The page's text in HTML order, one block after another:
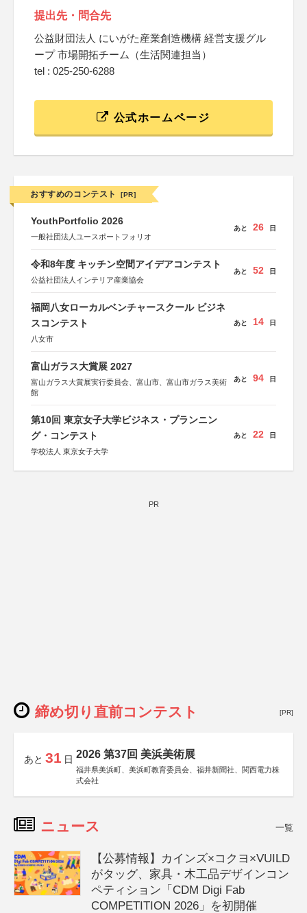
提出先・問合先
公益財団法人 にいがた産業創造機構 経営支援グル
ープ 市場開拓チーム（生活関連担当）
tel : 025-250-6288
公式ホームページ
おすすめのコンテスト [PR]
YouthPortfolio 2026
一般社団法人ユースポートフォリオ
あと 26 日
令和8年度 キッチン空間アイデアコンテスト
公益社団法人インテリア産業協会
あと 52 日
福岡八女ローカルベンチャースクール ビジネ
スコンテスト
八女市
あと 14 日
富山ガラス大賞展 2027
富山ガラス大賞展実行委員会、富山市、富山市ガラス美術
館
あと 94 日
第10回 東京女子大学ビジネス・プランニン
グ・コンテスト
学校法人 東京女子大学
あと 22 日
PR
締め切り直前コンテスト [PR]
あと 31 日 2026 第37回 美浜美術展
福井県美浜町、美浜町教育委員会、福井新聞社、関西電力株
式会社
ニュース 一覧
【公募情報】カインズ×コクヨ×VUILD
がタッグ、家具・木工品デザインコン
ペティション「CDM Digi Fab
COMPETITION 2026」を初開催